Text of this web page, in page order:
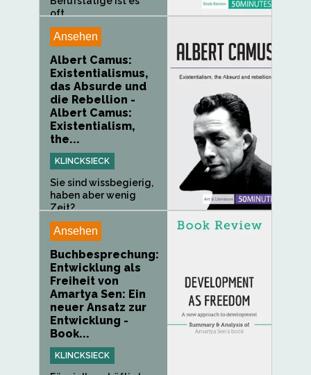
oft...
Ansehen
Albert Camus:
Existentialismus,
das Absurde und
die Rebellion -
Albert Camus:
Existentialism,
the...
KLINCKSIECK
Sie sind wissbegierig,
haben aber wenig
Zeit?...
Ansehen
Buchbesprechung:
Entwicklung als
Freiheit von
Amartya Sen: Ein
neuer Ansatz zur
Entwicklung -
Book...
KLINCKSIECK